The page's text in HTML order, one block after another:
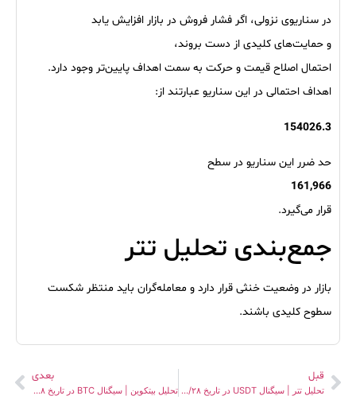
در سناریوی نزولی، اگر فشار فروش در بازار افزایش یابد
و حمایت‌های کلیدی از دست بروند،
احتمال اصلاح قیمت و حرکت به سمت اهداف پایین‌تر وجود دارد.
اهداف احتمالی در این سناریو عبارتند از:
154026.3
حد ضرر این سناریو در سطح
161,966
قرار می‌گیرد.
جمع‌بندی تحلیل تتر
بازار در وضعیت خنثی قرار دارد و معامله‌گران باید منتظر شکست
سطوح کلیدی باشند.
قبل
تحلیل تتر | سیگنال USDT در تاریخ ۱۴۰۵/۰۳/۲۸
بعدی
تحلیل بیتکوین | سیگنال BTC در تاریخ ۱۴۰۵/۰۳/۲۸